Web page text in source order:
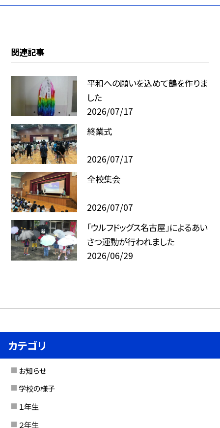
関連記事
平和への願いを込めて鶴を作りま
した
2026/07/17
終業式
2026/07/17
全校集会
2026/07/07
「ウルフドッグス名古屋」によるあい
さつ運動が行われました
2026/06/29
カテゴリ
お知らせ
学校の様子
１年生
２年生